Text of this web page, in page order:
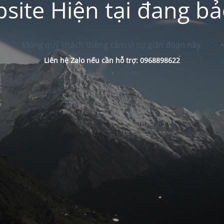
Hiện tại đang
Mong quý khách thông cảm vì sự gián đoạn này.
Liên hệ Zalo nếu cần hỗ trợ: 0968898622